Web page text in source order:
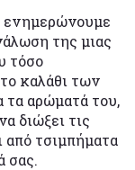
ενημερώνουμε
της μιας
τόσο
καλάθι των
τα αρώματά του,
διώξει τις
από τσιμπήματα
σας.